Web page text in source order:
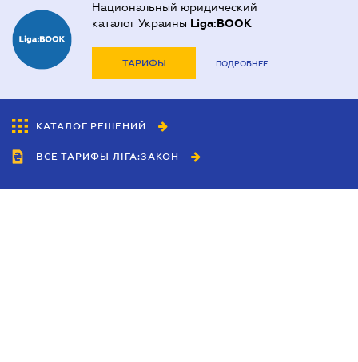
Национальный юридический
каталог Украины Liga:BOOK
ТАРИФЫ ПОДРОБНЕЕ
КАТАЛОГ РЕШЕНИЙ
ВСЕ ТАРИФЫ ЛІГА:ЗАКОН